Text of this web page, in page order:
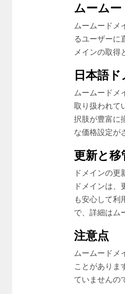
ムーム
ムームードメ
るユーザーに
メインの取得
日本語
ムームードメ
取り扱われて
択肢が豊富に
な価格設定が
更新と移
ドメインの
ドメインは
も安心して利
で、詳細はム
注意点
ムームードメ
ことがありま
ていませんの